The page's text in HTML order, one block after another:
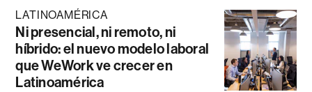
LATINOAMÉRICA
Ni presencial, ni remoto, ni
híbrido: el nuevo modelo laboral
que WeWork ve crecer en
Latinoamérica